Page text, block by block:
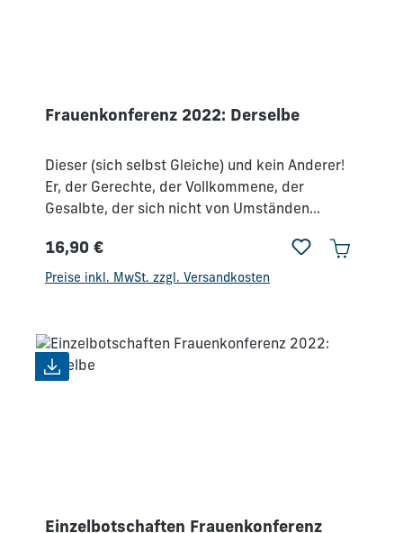
Frauenkonferenz 2022: Derselbe
Dieser (sich selbst Gleiche) und kein Anderer!
Er, der Gerechte, der Vollkommene, der
Gesalbte, der sich nicht von Umständen
sich selbst Gleichbleibende."Jesus Christus ist
derselbe gestern und heute und in Ewigkeit!"
ermutigen, gemeinsam mit ihm im Glauben
neue Schritte zu gehen.
Regulärer Preis:
16,90 €
Preise inkl. MwSt. zzgl. Versandkosten
Einzelbotschaften Frauenkonferenz